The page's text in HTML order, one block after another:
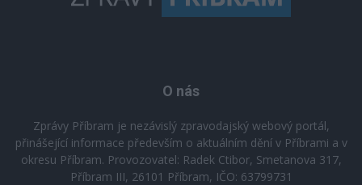
O nás
Zprávy Příbram je nezávislý zpravodajský webový portál,
přinášející informace především o aktuálním dění v Příbrami a v
okresu Příbram. Provozovatel: Radek Ctibor, Smetanova 317,
Příbram III, 26101 Příbram, IČO: 63799731